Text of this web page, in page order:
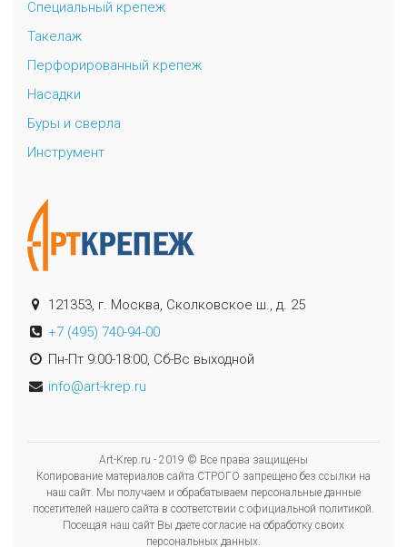
121353, г. Москва, Сколковское ш., д. 25
+7 (495) 740-94-00
Пн-Пт 9:00-18:00, Сб-Вс выходной
info@art-krep.ru
Специальный крепеж
Такелаж
Перфорированный крепеж
Насадки
Буры и сверла
Инструмент
Art-Krep.ru - 2019 © Все права защищены
Копирование материалов сайта СТРОГО запрещено без ссылки на
наш сайт. Мы получаем и обрабатываем персональные данные
посетителей нашего сайта в соответствии с официальной политикой.
Посещая наш сайт Вы даете согласие на обработку своих
персональных данных.